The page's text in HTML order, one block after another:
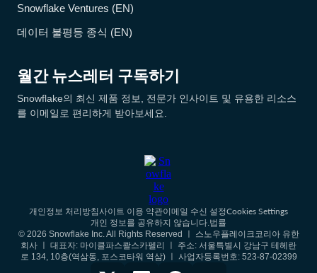
월간 뉴스레터 구독하기
Snowflake의 최신 제품 정보, 전문가 인사이트 및 유용한 리소스
를 이메일로 편리하게 받아보세요.
Snowflake Ventures (EN)
데이터 불평등 종식 (EN)
개인정보 처리방침사이트 이용 약관이메일 수신 설정Cookies Settings
개인 정보를 공유하지 않습니다.법률
© 2026 Snowflake Inc. All Rights Reserved ㅣ 스노우플레이크코리아 유한
회사 ㅣ 대표자: 마이클파스콸스카펠리 ㅣ 주소: 서울특별시 강남구 테헤란
로 134, 10층(역삼동, 포스코타워 역삼) ㅣ 사업자등록번호: 523-87-02399